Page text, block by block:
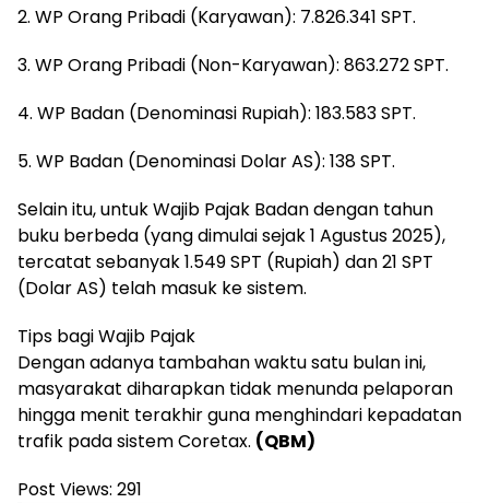
2. WP Orang Pribadi (Karyawan): 7.826.341 SPT.
3. WP Orang Pribadi (Non-Karyawan): 863.272 SPT.
4. WP Badan (Denominasi Rupiah): 183.583 SPT.
5. WP Badan (Denominasi Dolar AS): 138 SPT.
Selain itu, untuk Wajib Pajak Badan dengan tahun
buku berbeda (yang dimulai sejak 1 Agustus 2025),
tercatat sebanyak 1.549 SPT (Rupiah) dan 21 SPT
(Dolar AS) telah masuk ke sistem.
Tips bagi Wajib Pajak
Dengan adanya tambahan waktu satu bulan ini,
masyarakat diharapkan tidak menunda pelaporan
hingga menit terakhir guna menghindari kepadatan
trafik pada sistem Coretax. (QBM)
Post Views: 291